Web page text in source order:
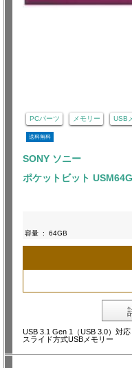
PCパーツ メモリー USB
送料無料
SONY ソニー
ポケットビット
容量 : 64GB
USB 3.1 Gen 1（USB 3.0）対
スライド方式USBメモリー